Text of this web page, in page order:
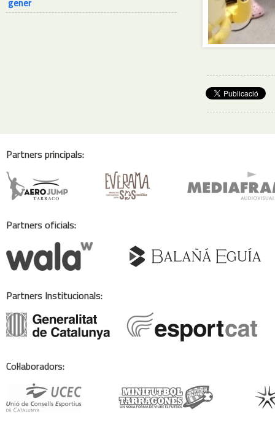
Partners principals:
Partners oficials:
Partners Institucionals:
Col·laboradors: